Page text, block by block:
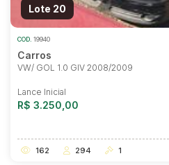
Lote 20
COD. 19940
Carros
VW/ GOL 1.0 GIV 2008/2009
Lance Inicial
R$ 3.250,00
162 294 1